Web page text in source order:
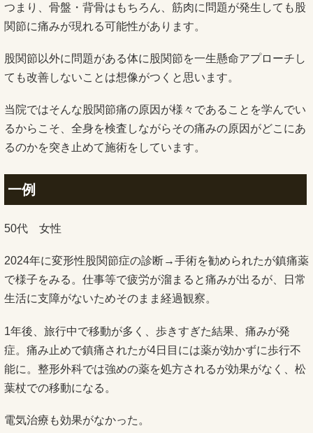
つまり、骨盤・背骨はもちろん、筋肉に問題が発生しても股
関節に痛みが現れる可能性があります。
股関節以外に問題がある体に股関節を一生懸命アプローチし
ても改善しないことは想像がつくと思います。
当院ではそんな股関節痛の原因が様々であることを学んでい
るからこそ、全身を検査しながらその痛みの原因がどこにあ
るのかを突き止めて施術をしています。
一例
50代 女性
2024年に変形性股関節症の診断→手術を勧められたが鎮痛薬
で様子をみる。仕事等で疲労が溜まると痛みが出るが、日常
生活に支障がないためそのまま経過観察。
1年後、旅行中で移動が多く、歩きすぎた結果、痛みが発
症。痛み止めで鎮痛されたが4日目には薬が効かずに歩行不
能に。整形外科では強めの薬を処方されるが効果がなく、松
葉杖での移動になる。
電気治療も効果がなかった。